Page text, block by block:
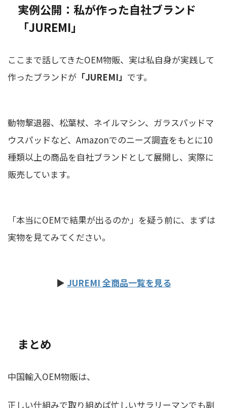
実例公開：私が作った自社ブランド
「JUREMI」
ここまで話してきたOEM物販、実は私自身が実践して
作ったブランドが 「JUREMI」 です。
動物撃退器、松葉杖、ネイルマシン、ガラスパッドマ
ウスパッドなど、Amazonでのニーズ調査をもとに10
種類以上の商品を自社ブランドとして展開し、実際に
販売しています。
「本当にOEMで結果が出るのか」を疑う前に、まずは
実物を見てみてください。
▶ JUREMI 全商品一覧を見る
まとめ
中国輸入OEM物販は、
正しい仕組みで取り組めば忙しいサラリーマンでも副